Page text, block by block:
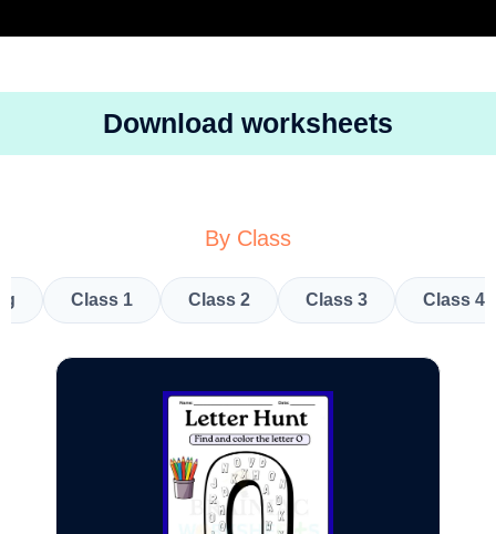
Download worksheets
By Class
Class 1 Class 2 Class 3 Class 4